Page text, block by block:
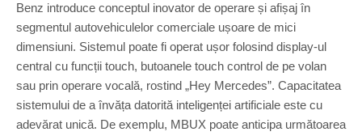
t
E
T
2
0
2
d
e
s
E
Q
C
o
Benz introduce conceptul inovator de operare și afișaj în
segmentul autovehiculelor comerciale ușoare de mici
dimensiuni. Sistemul poate fi operat ușor folosind display-ul
central cu funcții touch, butoanele touch control de pe volan
sau prin operare vocală, rostind „Hey Mercedes”. Capacitatea
sistemului de a învăța datorită inteligenței artificiale este cu
adevărat unică. De exemplu, MBUX poate anticipa următoarea